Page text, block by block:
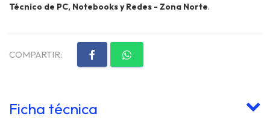
Técnico de PC, Notebooks y Redes - Zona Norte.
COMPARTIR:
Ficha técnica